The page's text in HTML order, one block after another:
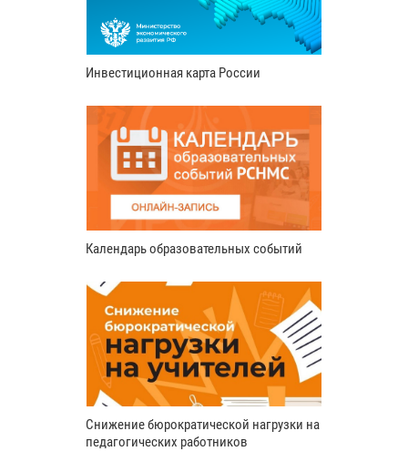
Инвестиционная карта России
Календарь образовательных событий
Снижение бюрократической нагрузки на
педагогических работников